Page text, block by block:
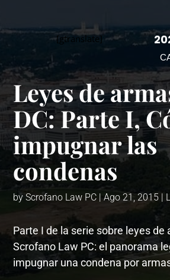
[gtranslate]
Leyes de
DC: Parte I,
impugnar las
condenas
byScrofano Law PC |Ago 21, 2015 |
Parte I de la serie sobre leyes de
Scrofano Law PC: el panorama
impugnar una condena por